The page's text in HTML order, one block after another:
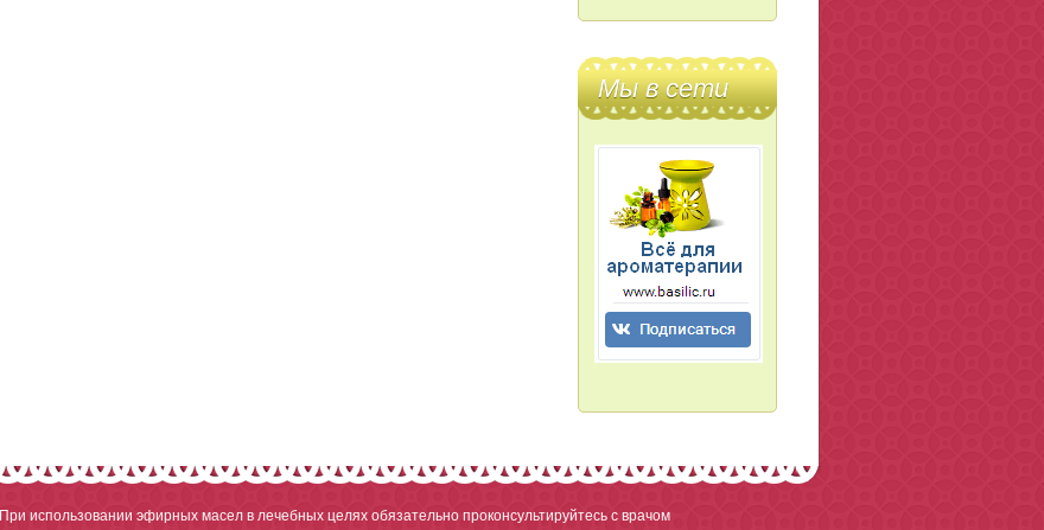
Мы в сети
При использовании эфирных масел в лечебных целях обязательно проконсультируйтесь с врачом